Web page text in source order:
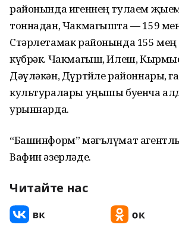
районында игеннең тулаем
тоннадан, Чакмагышта — 159
Стәрлетамак районында 155
күбрәк. Чакмагыш, Илеш,
Дәүләкән, Дүртөйле районнары,
культуралары уңышы буенча
урыннарда.
“Башинформ” мәгълүмат
Вафин әзерләде.
Читайте нас